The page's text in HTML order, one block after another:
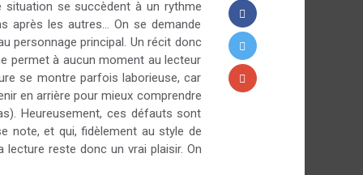
se succèdent à un rythme
après les autres... On se demande
personnage principal. Un récit donc
permet à aucun moment au lecteur
se montre parfois laborieuse, car
en arrière pour mieux comprendre
Heureusement, ces défauts sont
note, et qui, fidèlement au style de
reste donc un vrai plaisir. On